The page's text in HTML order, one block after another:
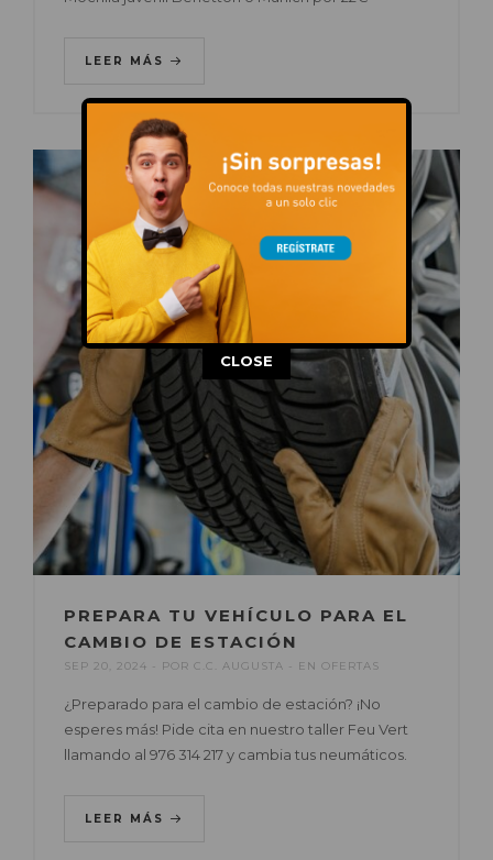
LEER MÁS
PREPARA TU VEHÍCULO PARA EL
CAMBIO DE ESTACIÓN
SEP 20, 2024 POR C.C. AUGUSTA EN OFERTAS
¿Preparado para el cambio de estación? ¡No
esperes más! Pide cita en nuestro taller Feu Vert
llamando al 976 314 217 y cambia tus neumáticos.
LEER MÁS
This popup will close in:13
CLOSE